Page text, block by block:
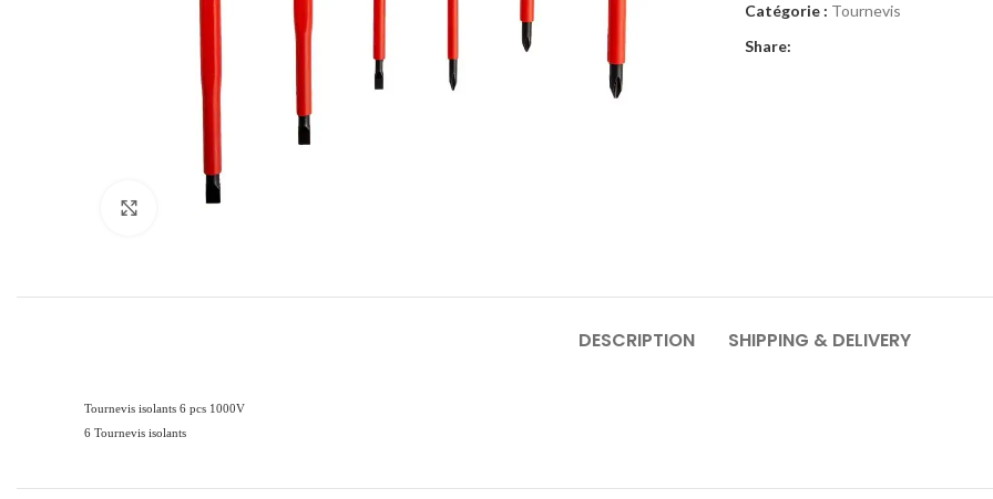
Click to enlarge
Catégorie : Tournevis
Share:
DESCRIPTION SHIPPING & DELIVERY
Tournevis isolants 6 pcs 1000V
6 Tournevis isolants